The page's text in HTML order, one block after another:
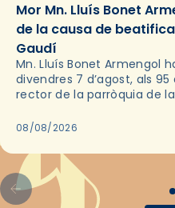
Mor Mn. Lluís Bonet
de la causa de
Gaudí
Mn. Lluís Bonet Armengol
divendres 7 d’agost, als 95
rector de la parròquia de
2018,…
08/08/2026